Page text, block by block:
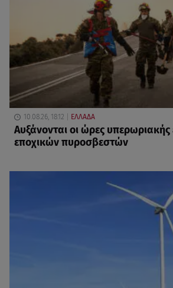
10.08.26, 18:12 ΕΛΛΑΔΑ
Αυξάνονται οι ώρες
εποχικών πυροσβεστών